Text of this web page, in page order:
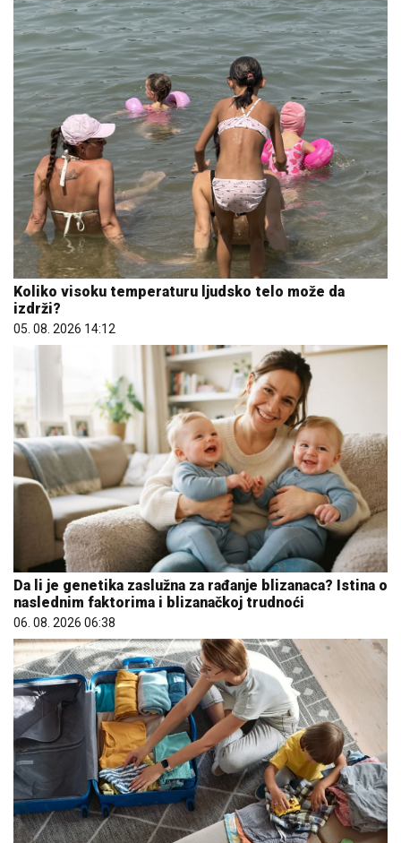
Koliko visoku temperaturu ljudsko telo može da
izdrži?
05. 08. 2026 14:12
Da li je genetika zaslužna za rađanje blizanaca? Istina o
naslednim faktorima i blizanačkoj trudnoći
06. 08. 2026 06:38